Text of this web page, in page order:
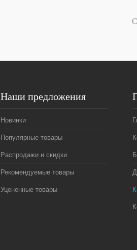
Наши предложения
Новинки
Популярные товары
Распродажи и скидки
Рекомендуемые товары
Уцененные товары